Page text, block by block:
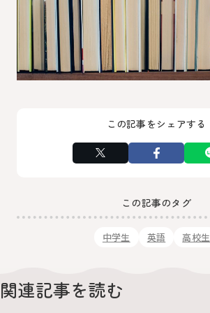
この記事をシェアする
この記事のタグ
中学生 英語 高校生
関連記事を読む